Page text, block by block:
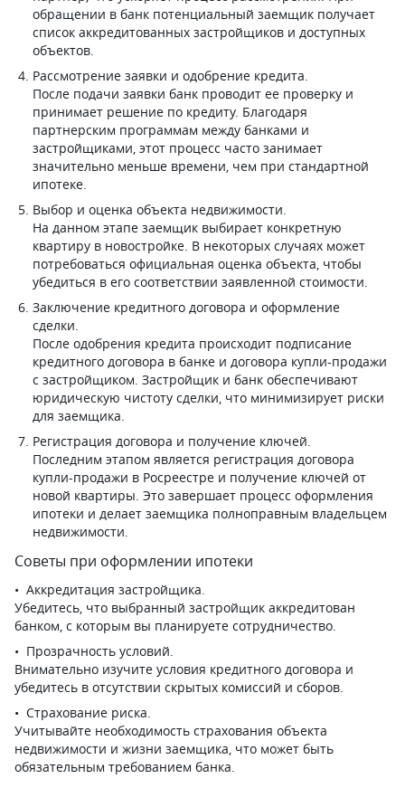
обращении в банк потенциальный заемщик получает
список аккредитованных застройщиков и доступных
объектов.
Рассмотрение заявки и одобрение кредита.
После подачи заявки банк проводит ее проверку и
принимает решение по кредиту. Благодаря
партнерским программам между банками и
застройщиками, этот процесс часто занимает
значительно меньше времени, чем при стандартной
ипотеке.
Выбор и оценка объекта недвижимости.
На данном этапе заемщик выбирает конкретную
квартиру в новостройке. В некоторых случаях может
потребоваться официальная оценка объекта, чтобы
убедиться в его соответствии заявленной стоимости.
Заключение кредитного договора и оформление
сделки.
После одобрения кредита происходит подписание
кредитного договора в банке и договора купли-продажи
с застройщиком. Застройщик и банк обеспечивают
юридическую чистоту сделки, что минимизирует риски
для заемщика.
Регистрация договора и получение ключей.
Последним этапом является регистрация договора
купли-продажи в Росреестре и получение ключей от
новой квартиры. Это завершает процесс оформления
ипотеки и делает заемщика полноправным владельцем
недвижимости.
Советы при оформлении ипотеки
Аккредитация застройщика.
Убедитесь, что выбранный застройщик аккредитован
банком, с которым вы планируете сотрудничество.
Прозрачность условий.
Внимательно изучите условия кредитного договора и
убедитесь в отсутствии скрытых комиссий и сборов.
Страхование риска.
Учитывайте необходимость страхования объекта
недвижимости и жизни заемщика, что может быть
обязательным требованием банка.